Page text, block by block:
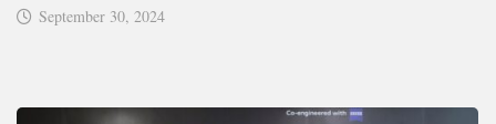
September 30, 2024